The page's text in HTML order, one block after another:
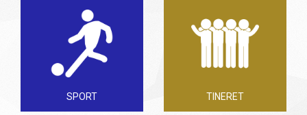
SPORT TINERET